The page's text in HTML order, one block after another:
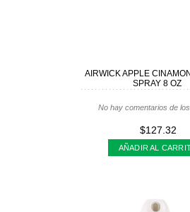
AIRWICK APPLE
SPRAY 8 OZ
No hay comentarios de
$127.32
AÑADIR AL